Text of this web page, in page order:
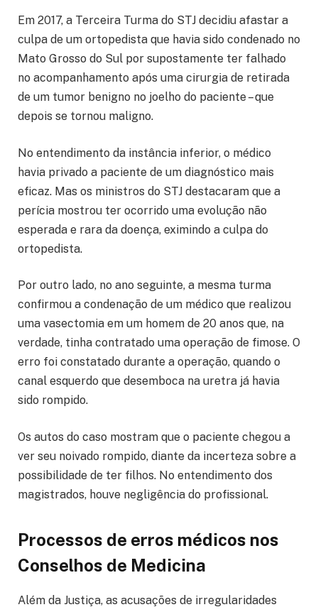
Em 2017, a Terceira Turma do STJ decidiu afastar a
culpa de um ortopedista que havia sido condenado no
Mato Grosso do Sul por supostamente ter falhado
no acompanhamento após uma cirurgia de retirada
de um tumor benigno no joelho do paciente – que
depois se tornou maligno.
No entendimento da instância inferior, o médico
havia privado a paciente de um diagnóstico mais
eficaz. Mas os ministros do STJ destacaram que a
perícia mostrou ter ocorrido uma evolução não
esperada e rara da doença, eximindo a culpa do
ortopedista.
Por outro lado, no ano seguinte, a mesma turma
confirmou a condenação de um médico que realizou
uma vasectomia em um homem de 20 anos que, na
verdade, tinha contratado uma operação de fimose. O
erro foi constatado durante a operação, quando o
canal esquerdo que desemboca na uretra já havia
sido rompido.
Os autos do caso mostram que o paciente chegou a
ver seu noivado rompido, diante da incerteza sobre a
possibilidade de ter filhos. No entendimento dos
magistrados, houve negligência do profissional.
Processos de erros médicos nos
Conselhos de Medicina
Além da Justiça, as acusações de irregularidades